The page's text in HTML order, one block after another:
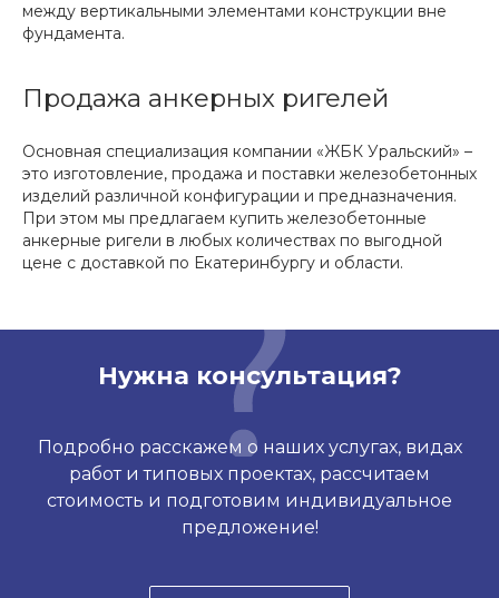
между вертикальными элементами конструкции вне
фундамента.
Продажа анкерных ригелей
Основная специализация компании «ЖБК Уральский» –
это изготовление, продажа и поставки железобетонных
изделий различной конфигурации и предназначения.
При этом мы предлагаем купить железобетонные
анкерные ригели в любых количествах по выгодной
цене с доставкой по Екатеринбургу и области.
Нужна консультация?
Подробно расскажем о наших услугах, видах
работ и типовых проектах, рассчитаем
стоимость и подготовим индивидуальное
предложение!